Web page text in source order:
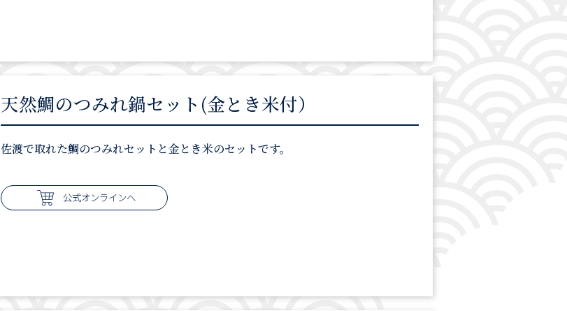
天然鯛のつみれ鍋セット(金とき米付）
佐渡で取れた鯛のつみれセットと金とき米のセットです。
公式オンラインへ